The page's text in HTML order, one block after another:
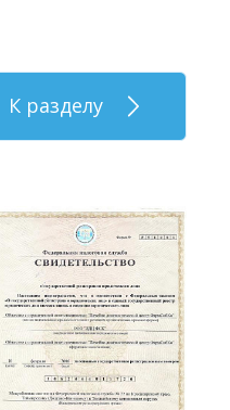
К разделу